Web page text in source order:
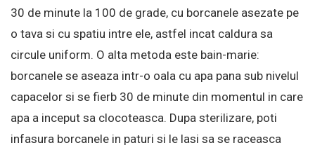
30 de minute la 100 de grade, cu borcanele asezate pe
o tava si cu spatiu intre ele, astfel incat caldura sa
circule uniform. O alta metoda este bain-marie:
borcanele se aseaza intr-o oala cu apa pana sub nivelul
capacelor si se fierb 30 de minute din momentul in care
apa a inceput sa clocoteasca. Dupa sterilizare, poti
infasura borcanele in paturi si le lasi sa se raceasca